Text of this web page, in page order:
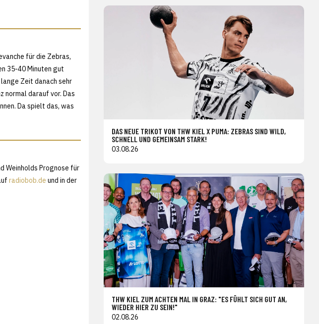
für die Zebras,
35-40 Minuten gut
Zeit danach sehr
normal darauf vor. Das
Da spielt das, was
Weinholds Prognose für
radiobob.de und in der
DAS NEUE TRIKOT VON THW KIEL X PUMA: ZEBRAS SIND WILD,
SCHNELL UND GEMEINSAM STARK!
03.08.26
THW KIEL ZUM ACHTEN MAL IN GRAZ: "ES FÜHLT SICH GUT AN,
WIEDER HIER ZU SEIN!"
02.08.26